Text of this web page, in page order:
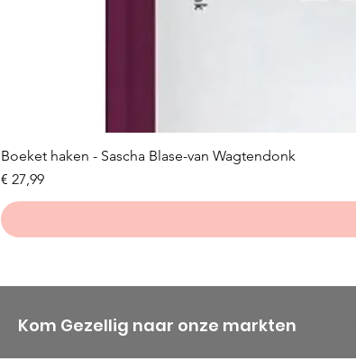
Boeket haken - Sascha Blase-van Wagtendonk
Prijs
€ 27,99
Kom Gezellig naar onze markten